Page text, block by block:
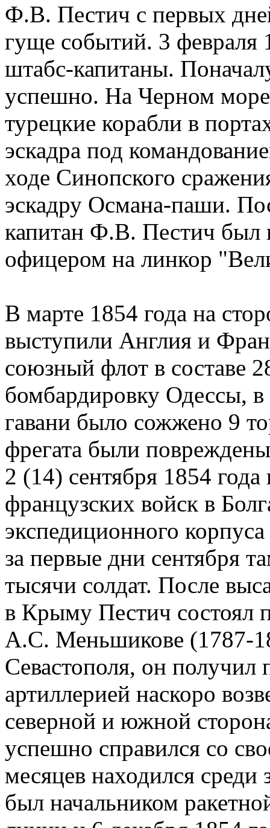
Ф.В. Пестич с первых
гуще событий. 3 февраля
штабс-капитаны.
успешно. На Черном море
турецкие корабли в
эскадра под
ходе Синопского
эскадру Османа-паши.
капитан Ф.В. Пестич был
офицером на линкор
В марте 1854 года на
выступили Англия и
союзный флот в составе
бомбардировку Одессы, в
гавани было сожжено 9
фрегата были
2 (14) сентября 1854 года
французских войск в
экспедиционного
за первые дни сентября
тысячи солдат. После
в Крыму Пестич состоял
А.С. Меньшикове (1787-
Севастополя, он получил
артиллерией наскоро
северной и южной
успешно справился со
месяцев находился
был начальником